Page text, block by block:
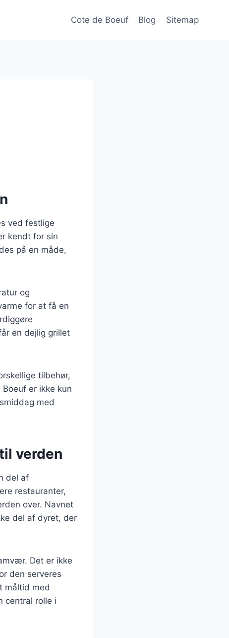
Cote de Boeuf Blog Sitemap
ved festlige
kendt for sin
på en måde,
og
for at få en
en dejlig grillet
tilbehør,
er ikke kun
med
verden
del af
restauranter,
over. Navnet
del af dyret, der
Det er ikke
den serveres
måltid med
central rolle i